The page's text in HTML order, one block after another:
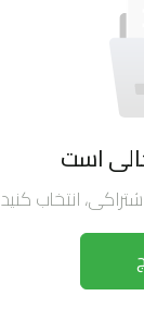
است
انتخاب کنید